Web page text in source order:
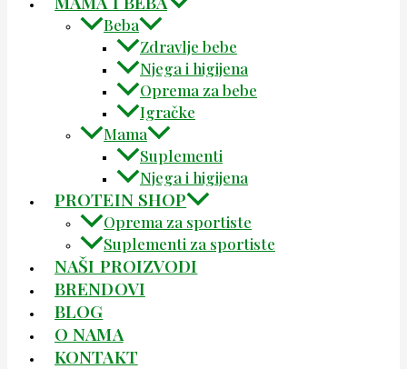
Beba
Zdravlje bebe
Njega i higijena
Oprema za bebe
Igračke
Mama
Suplementi
Njega i higijena
PROTEIN SHOP
Oprema za sportiste
Suplementi za sportiste
NAŠI PROIZVODI
BRENDOVI
BLOG
O NAMA
KONTAKT